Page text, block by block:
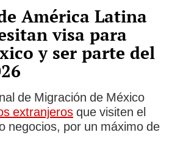
América Latina
visa para
y ser parte del
de Migración de México
extranjeros que visiten el
negocios, por un máximo de